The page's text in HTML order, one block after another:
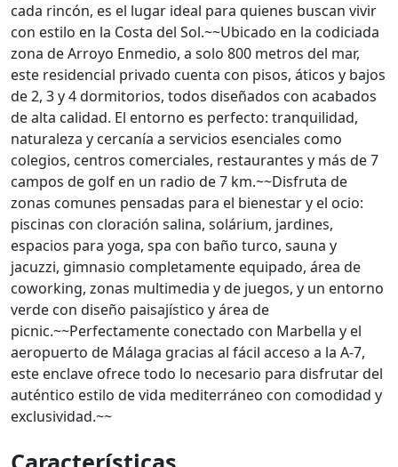
cada rincón, es el lugar ideal para quienes buscan vivir
con estilo en la Costa del Sol.~~Ubicado en la codiciada
zona de Arroyo Enmedio, a solo 800 metros del mar,
este residencial privado cuenta con pisos, áticos y bajos
de 2, 3 y 4 dormitorios, todos diseñados con acabados
de alta calidad. El entorno es perfecto: tranquilidad,
naturaleza y cercanía a servicios esenciales como
colegios, centros comerciales, restaurantes y más de 7
campos de golf en un radio de 7 km.~~Disfruta de
zonas comunes pensadas para el bienestar y el ocio:
piscinas con cloración salina, solárium, jardines,
espacios para yoga, spa con baño turco, sauna y
jacuzzi, gimnasio completamente equipado, área de
coworking, zonas multimedia y de juegos, y un entorno
verde con diseño paisajístico y área de
picnic.~~Perfectamente conectado con Marbella y el
aeropuerto de Málaga gracias al fácil acceso a la A-7,
este enclave ofrece todo lo necesario para disfrutar del
auténtico estilo de vida mediterráneo con comodidad y
exclusividad.~~